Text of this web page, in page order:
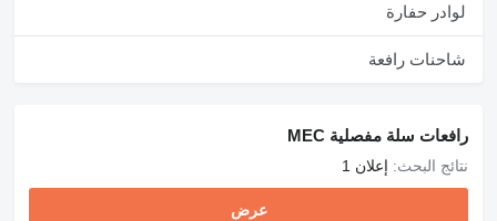
لوادر حفارة
شاحنات رافعة
رافعات سلة مفصلية MEC
نتائج البحث: إعلان 1
عرض